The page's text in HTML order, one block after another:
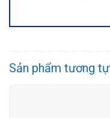
Sản phẩm tương tự